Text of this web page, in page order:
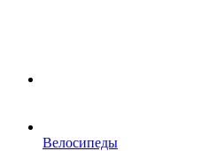
Велосипеды